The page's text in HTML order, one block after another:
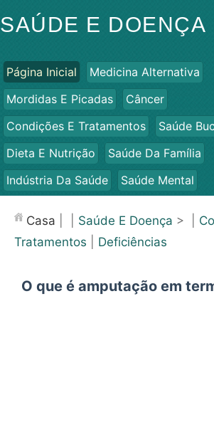
SAÚDE E DOENÇA
Página Inicial
Medicina Alternativa
Mordidas E Picadas
Câncer
Condições E Tratamentos
Saúde
Dieta E Nutrição
Saúde Da Família
Indústria Da Saúde
Saúde Mental
Saúde
Casa Saúde E Doença > |
Tratamentos
Deficiências
O que é amputação em